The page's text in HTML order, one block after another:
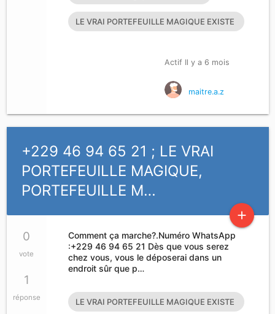
LE VRAI PORTEFEUILLE MAGIQUE EXISTE
Actif Il y a 6 mois
maitre.a.z
+229 46 94 65 21 ; LE VRAI
PORTEFEUILLE MAGIQUE,
PORTEFEUILLE M…
add
0
vote
1
réponse
Comment ça marche?.Numéro WhatsApp
:+229 46 94 65 21 Dès que vous serez
chez vous, vous le déposerai dans un
endroit sûr que p…
LE VRAI PORTEFEUILLE MAGIQUE EXISTE